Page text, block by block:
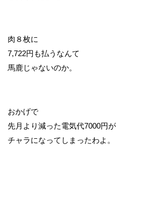
肉８枚に
7,722円も払うなんて
馬鹿じゃないのか。
おかげで
先月より減った電気代7000円が
チャラになってしまったわよ。